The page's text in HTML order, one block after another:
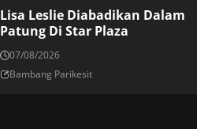
Lisa Leslie Diabadikan Dalam
Patung Di Star Plaza
07/08/2026
Bambang Parikesit